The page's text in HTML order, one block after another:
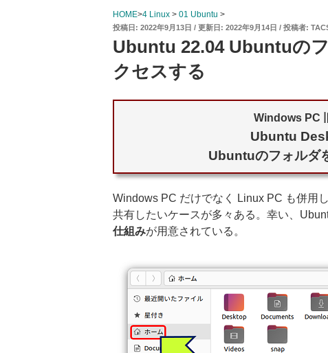
HOME>4 Linux> 01 Ubuntu >
投
日:
2022年9月13日 2022年9月14日 投稿者:
Ubuntu 22.04 Ubuntuの
クセスする
Windows PC
Ubuntu
Ubuntuのフォルダ
Windows PC だけでなく Linux PC も併用
共有したいケースが多々ある。幸い、
仕組みが用意されている。